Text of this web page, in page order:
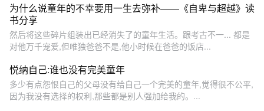
为什么说童年的不幸要用一生去弥补——《自卑与超越》读
书分享
然后将这些碎片组装出已经消失了的童年生活。跟考古不一... 都是
对他万千宠爱,但唯独爸爸不是,他小时候在爸爸的饭店...
悦纳自己:谁也没有完美童年
多少有点怨恨自己的父母没有给自己一个完美的童年,觉得很不公平,
因为我没有选择的权利,那些都是别人强加给我的。...